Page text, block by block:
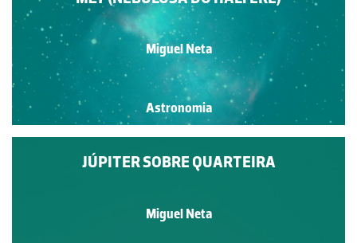
Miguel Neta
Astronomia
JÚPITER SOBRE QUARTEIRA
Miguel Neta